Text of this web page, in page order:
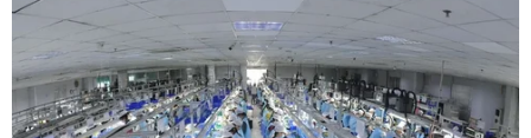
Người dân nhận hàng viện trợ nhân đạo tại Dải Gaza. (Ảnh:
AFP/TTXVN)